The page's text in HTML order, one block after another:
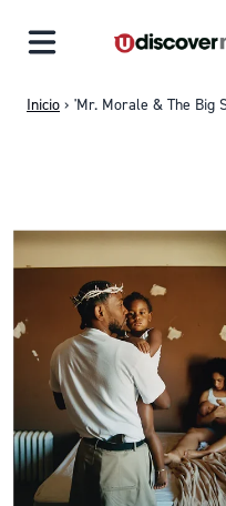
Inicio › 'Mr. Morale & The Big